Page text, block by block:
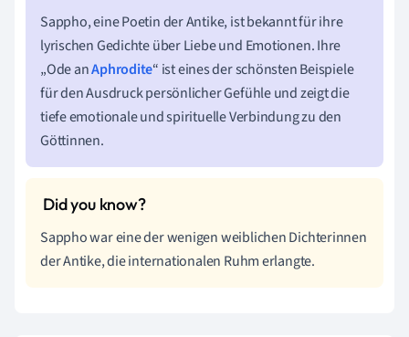
Sappho, eine Poetin der Antike, ist bekannt für ihre
lyrischen Gedichte über Liebe und Emotionen. Ihre
„Ode anAphrodite“ ist eines der schönsten Beispiele
für den Ausdruck persönlicher Gefühle und zeigt die
tiefe emotionale und spirituelle Verbindung zu den
Göttinnen.
Sappho war eine der wenigen weiblichen Dichterinnen
der Antike, die internationalen Ruhm erlangte.